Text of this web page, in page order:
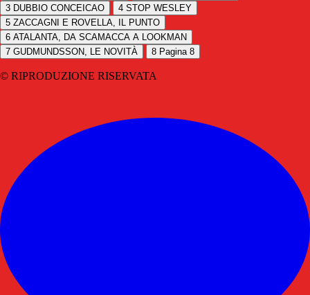
3 DUBBIO CONCEICAO 4 STOP WESLEY
5 ZACCAGNI E ROVELLA, IL PUNTO
6 ATALANTA, DA SCAMACCA A LOOKMAN
7 GUDMUNDSSON, LE NOVITÀ 8 Pagina 8
© RIPRODUZIONE RISERVATA